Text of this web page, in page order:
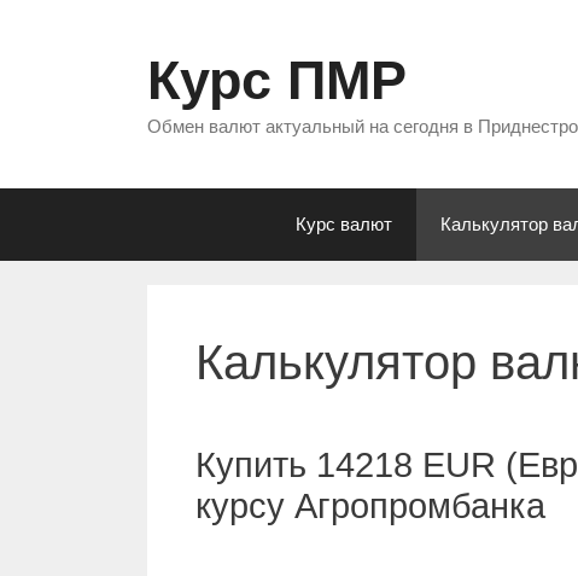
Курс ПМР
Обмен валют актуальный на сегодня в
Курс валют Калькулятор
Калькулятор
Купить 14218 EUR
курсу Агропромбанка